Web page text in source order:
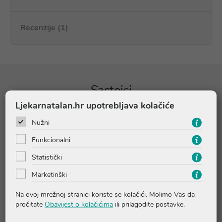
Recenzije (1)
Sastojci
Jedna (1) šumeća tableta sadrži:
Vitamin C
Vitamin D
25 µg (1000 I.J.) 500
Cink
Ljekarnatalan.hr upotrebljava kolačiće
Nužni
Funkcionalni
Statistički
Marketinški
Na ovoj mrežnoj stranici koriste se kolačići. Molimo Vas da
pročitate Obavijest o kolačićima ili prilagodite postavke.